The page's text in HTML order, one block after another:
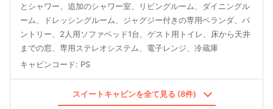
とシャワー、追加のシャワー室、リビングルーム、ダイニングル
ーム、ドレッシングルーム、ジャグジー付きの専用ベランダ、パ
ントリー、2人用ソファベッド1台、ゲスト用トイレ、床から天井
までの窓、専用ステレオシステム、電子レンジ、冷蔵庫
キャビンコード: PS
スイートキャビンを全て見る (8件)